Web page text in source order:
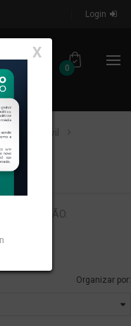
Login
0
X
Civil
E CORRIMÃO.
Organizar por: